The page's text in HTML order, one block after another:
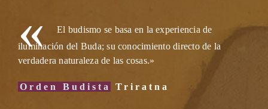
«
El budismo se basa en la experiencia de
iluminación del Buda; su conocimiento directo de la
verdadera naturaleza de las cosas.»
Orden Budista Triratna